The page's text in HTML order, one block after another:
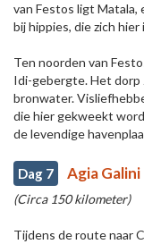
van Festos ligt Matala,
bij hippies, die zich
Ten noorden van
Idi-gebergte. Het dorp
bronwater.
die hier gekweekt
de levendige
Dag 7 Agia
(Circa 150 kilometer)
Tijdens de route naar